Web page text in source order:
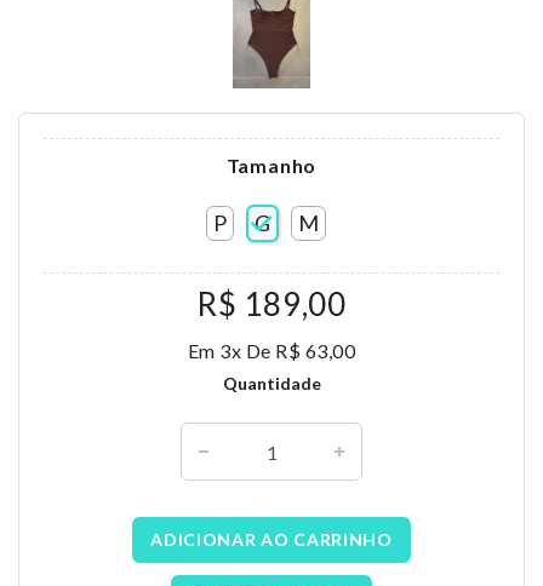
Tamanho
P G M
R$ 189,00
Em 3x De R$ 63,00
Quantidade
ADICIONAR AO CARRINHO